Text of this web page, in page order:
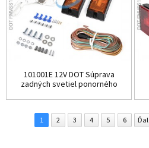
101001E 12V DOT Súprava
zadných svetiel ponorného
1 2 3 4 5 6